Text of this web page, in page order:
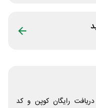
رایگان کوپن و کد